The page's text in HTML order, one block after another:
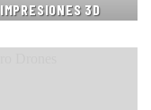
IMPRESIONES 3D